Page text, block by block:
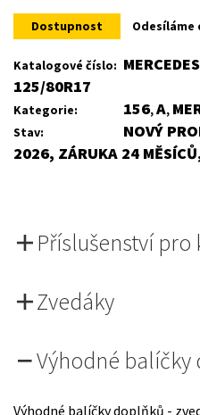
was:
4
Dostupnost Odesíláme
Katalogové číslo:
125/80R17
Kategorie: 156,A,
Stav:
NOVÝ
2026, ZÁRUKA 24
Příslušenství pro
Zvedáky
Výhodné balíčky
Výhodné balíčky doplňků -